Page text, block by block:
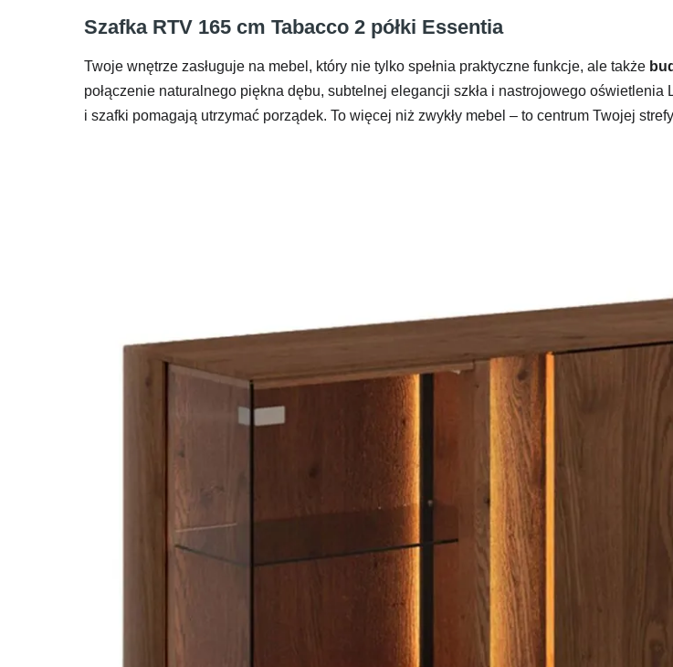
Szafka RTV 165 cm Tabacco 2 półki Essentia
Twoje wnętrze zasługuje na mebel, który nie tylko spełnia praktyczne funkcje, ale także
połączenie naturalnego piękna dębu, subtelnej elegancji szkła i nastrojowego
i szafki pomagają utrzymać porządek. To więcej niż zwykły mebel – to centrum Twojej